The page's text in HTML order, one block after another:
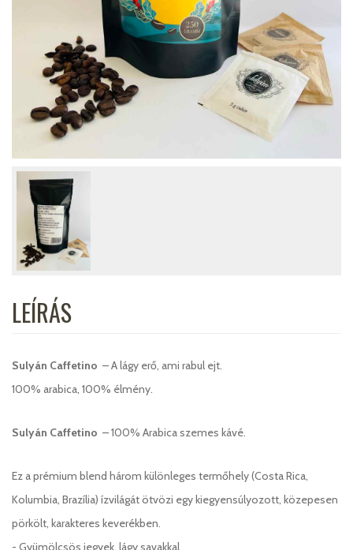
LEÍRÁS
Sulyán Caffetino – A lágy erő, ami rabul ejt.
100% arabica, 100% élmény.
Sulyán Caffetino – 100% Arabica szemes kávé.
Ez a prémium blend három különleges termőhely (Costa Rica,
Kolumbia, Brazília) ízvilágát ötvözi egy kiegyensúlyozott, közepesen
pörkölt, karakteres keverékben.
- Gyümölcsös jegyek, lágy savakkal